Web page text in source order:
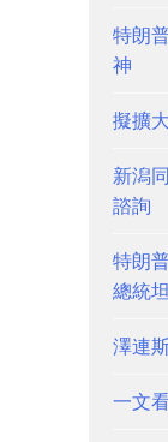
特朗
神
擬擴
新潟
諮詢
特朗
總統
澤連
一文